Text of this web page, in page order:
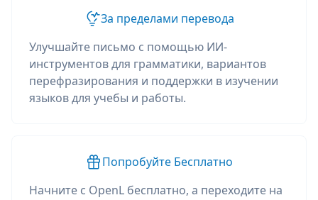
За пределами перевода
Улучшайте письмо с помощью ИИ-
инструментов для грамматики, вариантов
перефразирования и поддержки в изучении
языков для учебы и работы.
Попробуйте Бесплатно
Начните с OpenL бесплатно, а переходите на